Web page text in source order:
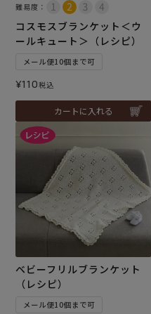
難易度：
コスモスブランケット＜ウ
ールキュート＞（レシピ）
メール便10個まで可
¥110税込
カートに入れる
ベビーフリルブランケット
（レシピ）
メール便10個まで可